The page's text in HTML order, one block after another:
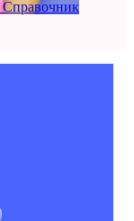
Справочник